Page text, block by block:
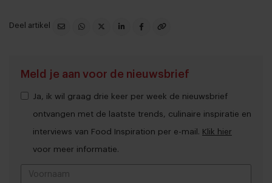
Deel artikel
Meld je aan voor de nieuwsbrief
Ja, ik wil graag drie keer per week de nieuwsbrief
ontvangen met de laatste trends, culinaire inspiratie en
interviews van Food Inspiration per e-mail. Klik hier
voor meer informatie.